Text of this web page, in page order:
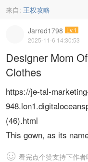
来自: 王权攻略
Jarred1798 Lv.1
2025-11-6 14:30:53
Designer Mom
Clothes
https://je-tal-
(46).html
This gown, as its
 看完点个赞支持下作者